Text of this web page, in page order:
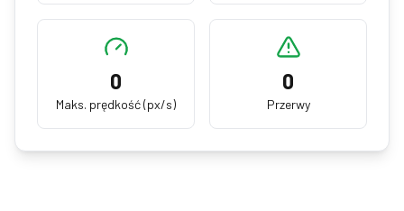
0
Maks. prędkość (px/s)
0
Przerwy